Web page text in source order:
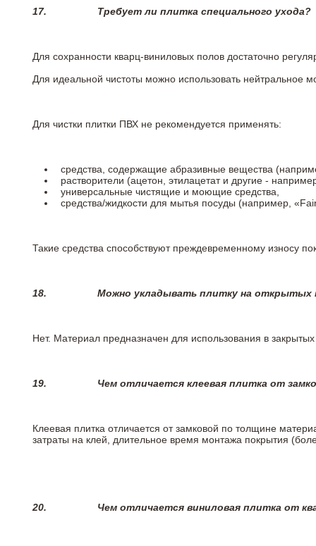
17. Требует ли плитка специального ухода?
Для сохранности кварц-виниловых полов достаточно
Для идеальной чистоты можно использовать
Для чистки плитки ПВХ не рекомендуется применять:
средства, содержащие абразивные вещества
растворители (ацетон, этилацетат и другие -
универсальные чистящие и моющие средства,
средства/жидкости для мытья посуды (например,
Такие средства способствуют преждевременному износу
18. Можно укладывать плитку на открытых
Нет. Материал предназначен для использования в
19. Чем отличается клеевая плитка от
Клеевая плитка отличается от замковой по толщине
затраты на клей, длительное время монтажа покрытия
20. Чем отличается виниловая плитка от